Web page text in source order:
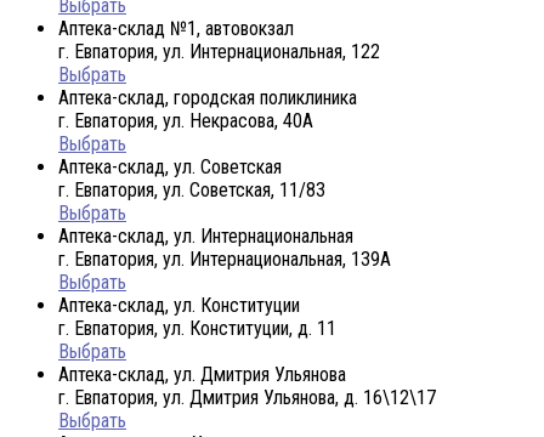
Выбрать
Аптека-склад №1, автовокзал
г. Евпатория, ул. Интернациональная, 122
Выбрать
Аптека-склад, городская поликлиника
г. Евпатория, ул. Некрасова, 40A
Выбрать
Аптека-склад, ул. Советская
г. Евпатория, ул. Советская, 11/83
Выбрать
Аптека-склад, ул. Интернациональная
г. Евпатория, ул. Интернациональная, 139А
Выбрать
Аптека-склад, ул. Конституции
г. Евпатория, ул. Конституции, д. 11
Выбрать
Аптека-склад, ул. Дмитрия Ульянова
г. Евпатория, ул. Дмитрия Ульянова, д. 16\12\17
Выбрать